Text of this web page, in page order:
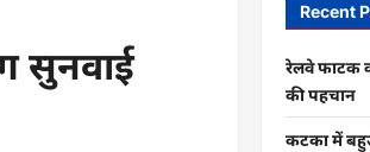
सुनवाई
Recent
रेलवे फाटक
की पहचान
कटका में